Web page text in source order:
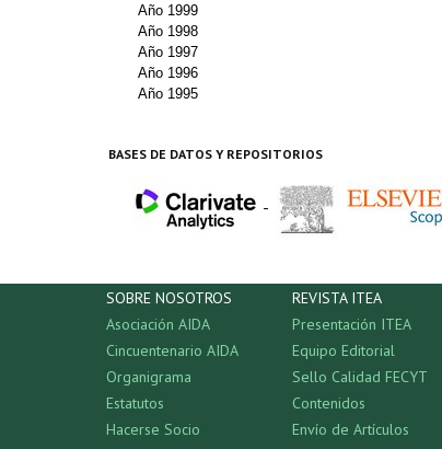
Año 1999
Año 1998
Año 1997
Año 1996
Año 1995
BASES DE DATOS Y REPOSITORIOS
-
SOBRE NOSOTROS
Asociación AIDA
Cincuentenario AIDA
Organigrama
Estatutos
Hacerse Socio
REVISTA ITEA
Presentación ITEA
Equipo Editorial
Sello Calidad FECYT
Contenidos
Envío de Artículos